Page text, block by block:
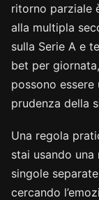
ritorno parziale
alla multipla
sulla Serie A e
bet per
possono
prudenza della
Una regola
stai usando
singole
cercando